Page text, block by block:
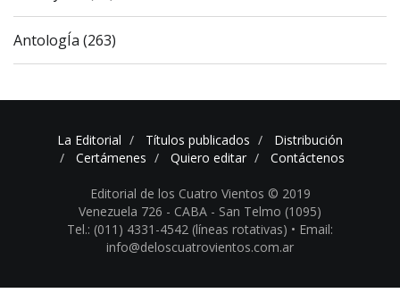
AntologÍa (263)
La Editorial Títulos publicados
Distribución
Certámenes
Quiero editar Contáctenos
Editorial de los Cuatro Vientos © 2019
Venezuela 726 - CABA - San Telmo (1095)
Tel.: (011) 4331-4542 (líneas rotativas) • Email:
info@deloscuatrovientos.com.ar